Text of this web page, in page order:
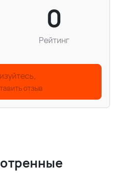
0
Рейтинг
отзыв